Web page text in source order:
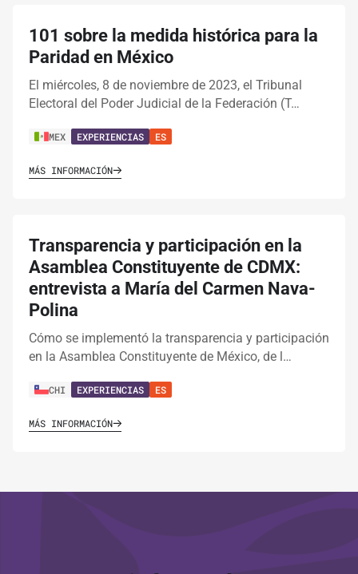
101 sobre la medida histórica para la
Paridad en México
El miércoles, 8 de noviembre de 2023, el Tribunal
Electoral del Poder Judicial de la Federación (T…
MEX EXPERIENCIAS ES
MÁS INFORMACIÓN
Transparencia y participación en la
Asamblea Constituyente de CDMX:
entrevista a María del Carmen Nava-
Polina
Cómo se implementó la transparencia y participación
en la Asamblea Constituyente de México, de l…
CHI EXPERIENCIAS ES
MÁS INFORMACIÓN